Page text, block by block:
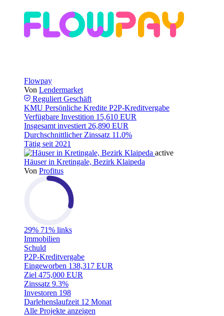
Flowpay
Von Lendermarket
Reguliert Geschäft
KMU Persönliche Kredite P2P-Kreditvergabe
Verfügbare Investition 15,610 EUR
Insgesamt investiert 26,890 EUR
Durchschnittlicher Zinssatz 11.0%
Tätig seit 2021
active
Häuser in Kretingale, Bezirk Klaipeda
Von Profitus
29% 71% links
Immobilien
Schuld
P2P-Kreditvergabe
Eingeworben 138,317 EUR
Ziel 475,000 EUR
Zinssatz 9.3%
Investoren 198
Darlehenslaufzeit 12 Monat
Alle Projekte anzeigen